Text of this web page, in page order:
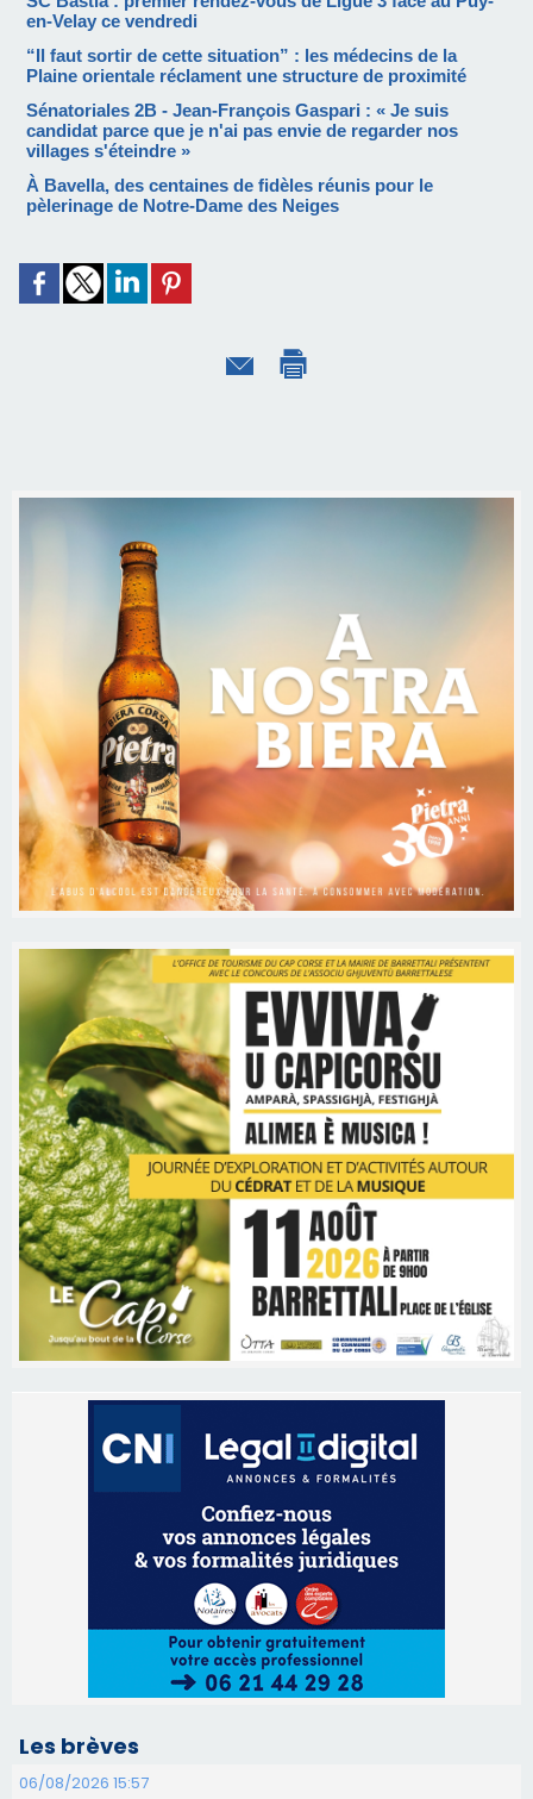
en-Velay ce vendredi
“Il faut sortir de cette situation” : les médecins de la
Plaine orientale réclament une structure de proximité
Sénatoriales 2B - Jean-François Gaspari : « Je suis
candidat parce que je n'ai pas envie de regarder nos
villages s'éteindre »
À Bavella, des centaines de fidèles réunis pour le
pèlerinage de Notre-Dame des Neiges
Ucciani – Marché des producteurs à Cruculi le
11 août